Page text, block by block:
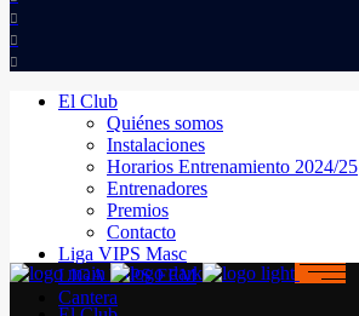
El Club
Quiénes somos
Instalaciones
Horarios Entrenamiento 2024/25
Entrenadores
Premios
Contacto
Liga VIPS Masc
LIGA VIPS FEM
Cantera